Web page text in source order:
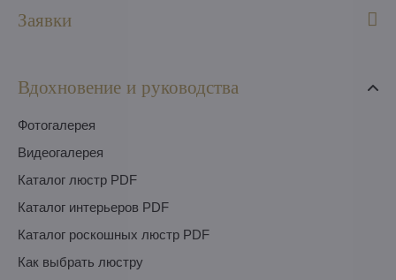
Заявки
Вдохновение и руководства
Фотогалерея
Видеогалерея
Каталог люстр PDF
Каталог интерьеров PDF
Каталог роскошных люстр PDF
Как выбрать люстру